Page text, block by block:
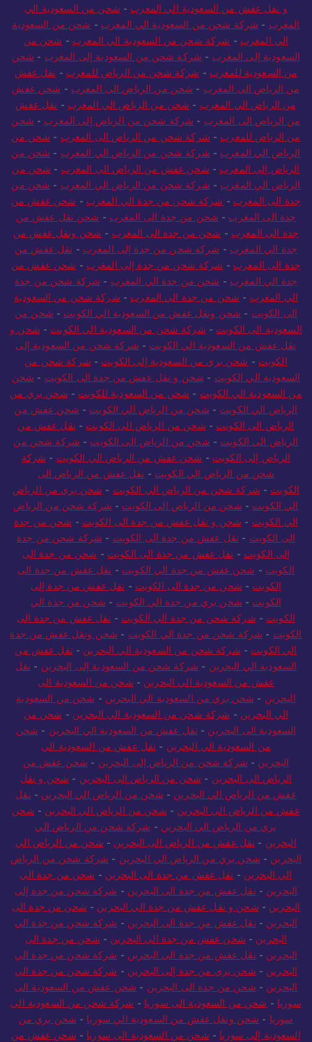
و نقل عفش من السعودية الي المغرب - شحن من السعودية الي
المغرب - شركة شحن من السعودية الي المغرب - شحن من السعودية
الي المغرب - شركة شحن من السعودية الي المغرب - شحن من
السعودية إلى المغرب - شركة شحن من السعودية إلى المغرب - شحن
من السعودية للمغرب - شركة شحن من الرياض للمغرب - نقل عفش
من الرياض الى المغرب - شحن من الرياض الى المغرب - شحن عفش
من الرياض الي المغرب - شحن من الرياض الي المغرب - نقل عفش
من الرياض الى المغرب - شركة شحن من الرياض إلى المغرب - شحن
من الرياض للمغرب - شركة شحن من الرياض الى المغرب - شحن من
الرياض الي المغرب - شركة شحن من الرياض الي المغرب - شحن من
الرياض إلى المغرب - شحن عفش من الرياض الى المغرب - شحن من
الرياض الي المغرب - شركة شحن من الرياض الي المغرب - شحن من
جدة الى المغرب - شركة شحن من جدة الي المغرب - شحن عفش من
جدة الى المغرب - شحن من جدة الى المغرب - شحن نقل عفش من
جدة الى المغرب - شحن من جدة الى المغرب - شحن ونقل عفش من
جدة الي المغرب - شركة شحن من جدة إلى المغرب - نقل عفش من
جدة الى المغرب - شركة شحن من جدة إلى المغرب - شحن عفش من
جدة الي المغرب - شحن من جدة الي المغرب - شركة شحن من جدة
الي المغرب - شحن من جدة الي المغرب - شركة شحن من السعودية
الى الكويت - شحن ونقل عفش من السعودية الي الكويت - شحن من
السعودية الى الكويت - شركة شحن من السعودية الي الكويت - شحن و
نقل عفش من السعودية الي الكويت - شركة شحن من السعودية إلى
الكويت - شحن بري من السعودية إلى الكويت - شركة شحن من
السعودية الي الكويت - شحن و نقل عفش من جدة الى الكويت - شحن
من السعودية الي الكويت - شحن من السعودية للكويت - شحن بري من
الرياض الي الكويت - شحن من الرياض الي الكويت - شحن عفش من
الرياض الى الكويت - شحن من الرياض الى الكويت - نقل عفش من
الرياض الى الكويت - شحن من الرياض الى الكويت - شركة شحن من
الرياض إلى الكويت - شحن عفش من الرياض الي الكويت - شركة
شحن من الرياض الي الكويت - نقل عفش من الرياض الى
الكويت - شركة شحن من الرياض الي الكويت - شحن بري من الرياض
الي الكويت - شحن من الرياض الى الكويت - شركة شحن من الرياض
الي الكويت - شحن و نقل عفش من جدة الى الكويت - شحن من جدة
الى الكويت - نقل عفش من جدة الى الكويت - شركة شحن من جدة
إلى الكويت - نقل عفش من جدة الى الكويت - شحن من جدة الى
الكويت - شحن عفش من جدة الي الكويت - نقل عفش من جدة الى
الكويت - شحن من جدة الى الكويت - نقل عفش من جدة إلى
الكويت - شحن بري من جدة الي الكويت - شحن من جدة الي
الكويت - شركة شحن من جدة الي الكويت - نقل عفش من جدة الى
الكويت - شركة شحن من جدة الي الكويت - شحن ونقل عفش من جدة
الي الكويت - شركة شحن من السعودية الي البحرين - نقل عفش من
السعودية الي البحرين - شركة شحن من السعودية إلى البحرين - نقل
عفش من السعودية الي البحرين - شحن من السعودية الى
البحرين - شحن بري من السعودية الي البحرين - شحن من السعودية
الي البحرين - شركة شحن من السعودية الي البحرين - شحن من
السعودية الى البحرين - نقل عفش من السعودية الي البحرين - شحن
من السعودية الي البحرين - نقل عفش من السعودية الي
البحرين - شركة شحن من الرياض إلى البحرين - شحن عفش من
الرياض الى البحرين - شحن من الرياض الى البحرين - شحن و نقل
عفش من الرياض الي البحرين - شحن من الرياض الي البحرين - نقل
عفش من الرياض الى البحرين - شحن من الرياض الى البحرين - شحن
بري من الرياض الي البحرين - شركة شحن من الرياض الي
البحرين - نقل عفش من الرياض الى البحرين - شحن من الرياض الي
البحرين - شحن بري من الرياض الي البحرين - شركة شحن من الرياض
الي البحرين - نقل عفش من جدة الى البحرين - شحن من جدة الي
البحرين - نقل عفش من جدة الى البحرين - شركة شحن من جدة إلى
البحرين - شحن و نقل عفش من جدة الي البحرين - شحن من جدة الى
البحرين - نقل عفش من جدة الى البحرين - شركة شحن من جدة الي
البحرين - شحن عفش من جدة الي البحرين - شحن من جدة الى
البحرين - نقل عفش من جدة الى البحرين - شركة شحن من جدة الي
البحرين - شحن بري من جدة إلى البحرين - شركة شحن من جدة الي
البحرين - شحن من جدة الى البحرين - شحن عفش من السعودية الى
سوريا - شحن من السعودية الى سوريا - شركة شحن من السعودية الى
سوريا - شحن ونقل عفش من السعودية الي سوريا - شحن بري من
السعودية إلى سوريا - شحن من السعودية الى سوريا - شحن عفش من